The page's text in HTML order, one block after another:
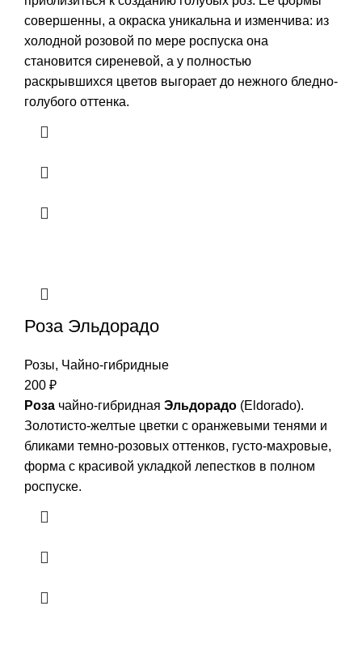
совершенны, а окраска уникальна и изменчива: из
холодной розовой по мере роспуска она
становится сиреневой, а у полностью
раскрывшихся цветов выгорает до нежного бледно-
голубого оттенка.
Роза Эльдорадо
Розы, Чайно-гибридные
200 ₽
Роза чайно-гибридная Эльдорадо (Eldorado).
Золотисто-желтые цветки с оранжевыми тенями и
бликами темно-розовых оттенков, густо-махровые,
форма с красивой укладкой лепестков в полном
роспуске.